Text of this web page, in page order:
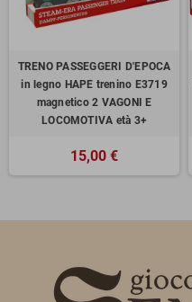
TRENO PASSEGGERI D'EPOCA
in legno HAPE trenino E3719
magnetico 2 VAGONI E
LOCOMOTIVA età 3+
15,00 €